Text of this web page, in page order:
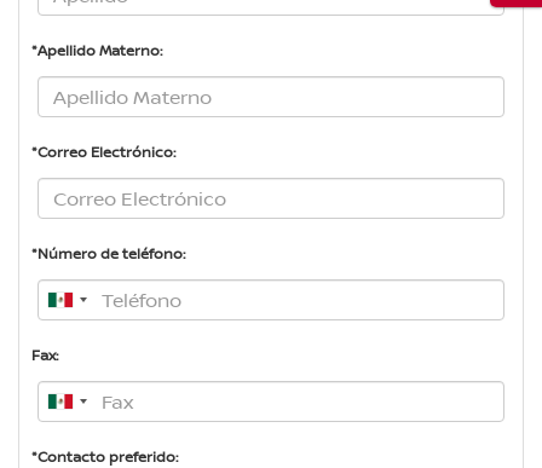
*Apellido Materno:
*Correo Electrónico:
*Número de teléfono:
Fax:
*Contacto preferido: